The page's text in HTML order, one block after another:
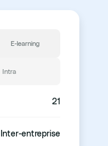
E-learning
Intra
21
Inter-entreprise